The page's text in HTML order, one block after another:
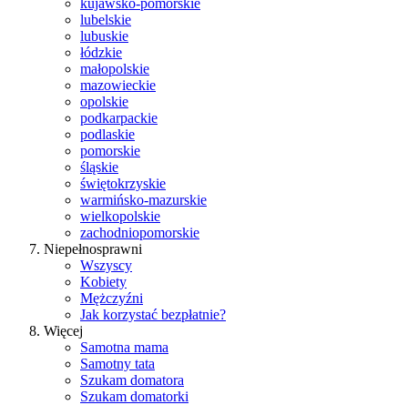
kujawsko-pomorskie
lubelskie
lubuskie
łódzkie
małopolskie
mazowieckie
opolskie
podkarpackie
podlaskie
pomorskie
śląskie
świętokrzyskie
warmińsko-mazurskie
wielkopolskie
zachodniopomorskie
Niepełnosprawni
Wszyscy
Kobiety
Mężczyźni
Jak korzystać bezpłatnie?
Więcej
Samotna mama
Samotny tata
Szukam domatora
Szukam domatorki